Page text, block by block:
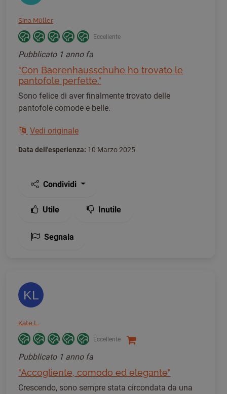
Sina Müller
Eccellente
Pubblicato 1 anno fa
"Con Baerenhausschuhe ho trovato le
pantofole perfette."
Sono felice di aver finalmente trovato delle
pantofole comode e belle.
Vedi originale
Data dell'esperienza: 10 Marzo 2025
Condividi
Utile Inutile
Segnala
KL
Kate L.
Eccellente
Pubblicato 1 anno fa
"Accogliente, comodo ed elegante"
Crescendo, sono sempre stata circondata da una